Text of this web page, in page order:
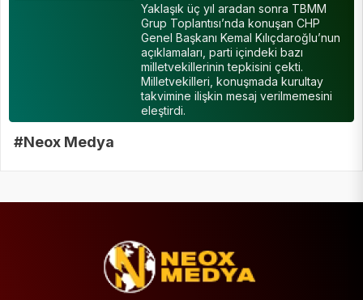
Yaklaşık üç yıl aradan sonra TBMM
Grup Toplantısı’nda konuşan CHP
Genel Başkanı Kemal Kılıçdaroğlu’nun
açıklamaları, parti içindeki bazı
milletvekillerinin tepkisini çekti.
Milletvekilleri, konuşmada kurultay
takvimine ilişkin mesaj verilmemesini
eleştirdi.
#Neox Medya